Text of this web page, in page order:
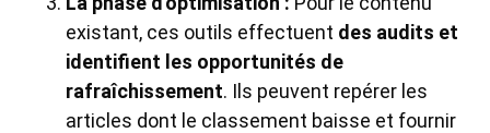
existant, ces outils effectuent des audits et
identifient les opportunités de
rafraîchissement. Ils peuvent repérer les
articles dont le classement baisse et fournir